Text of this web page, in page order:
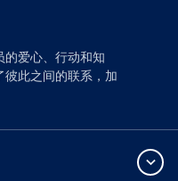
的爱心、行动和知
此之间的联系，加